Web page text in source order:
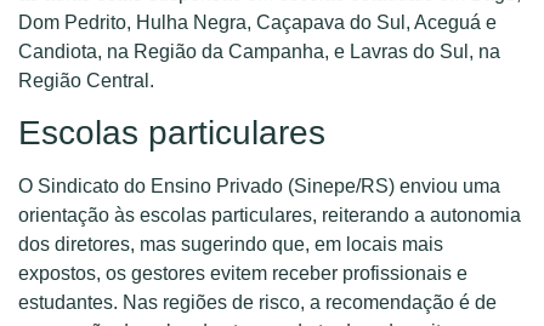
Dom Pedrito, Hulha Negra, Caçapava do Sul, Aceguá e
Candiota, na Região da Campanha, e Lavras do Sul, na
Região Central.
Escolas particulares
O Sindicato do Ensino Privado (Sinepe/RS) enviou uma
orientação às escolas particulares, reiterando a autonomia
dos diretores, mas sugerindo que, em locais mais
expostos, os gestores evitem receber profissionais e
estudantes. Nas regiões de risco, a recomendação é de